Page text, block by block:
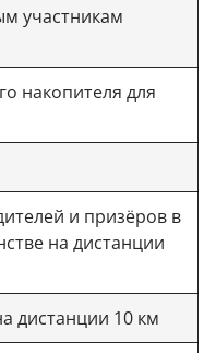
участникам
накопителя для
и призёров в
на дистанции
дистанции 10 км